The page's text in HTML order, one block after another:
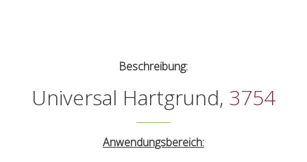
Beschreibung:
Universal Hartgrund, 3754
Anwendungsbereich: